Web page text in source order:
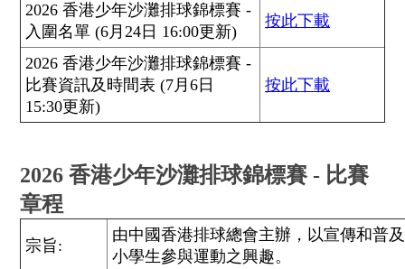
2026 香港少年沙灘排球錦標賽 -
入圍名單 (6月24日 16:00更新)
按此下載
2026 香港少年沙灘排球錦標賽 -
比賽資訊及時間表 (7月6日
15:30更新)
按此下載
2026 香港少年沙灘排球錦標賽 - 比賽
章程
宗旨:
由中國香港排球總會主辦，以宣傳和普
小學生參與運動之興趣。